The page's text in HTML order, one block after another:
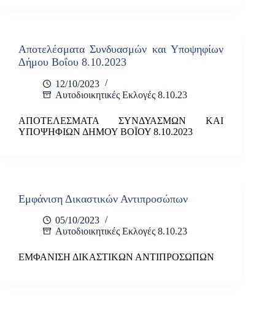
Αποτελέσματα Συνδυασμών και Υποψηφίων
Δήμου Βοΐου 8.10.2023
12/10/2023
Αυτοδιοικητικές Εκλογές 8.10.23
ΑΠΟΤΕΛΕΣΜΑΤΑ ΣΥΝΔΥΑΣΜΩΝ ΚΑΙ
ΥΠΟΨΗΦΙΩΝ ΔΗΜΟΥ ΒΟΪΟΥ 8.10.2023
Εμφάνιση Δικαστικών Αντιπροσώπων
05/10/2023
Αυτοδιοικητικές Εκλογές 8.10.23
ΕΜΦΑΝΙΣΗ ΔΙΚΑΣΤΙΚΩΝ ΑΝΤΙΠΡΟΣΩΠΩΝ